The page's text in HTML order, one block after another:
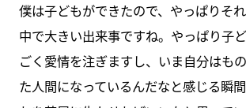
僕は子どもができたので、やっぱりそ
中で大きい出来事ですね。やっぱり子
ごく愛情を注ぎますし、いま自分はも
た人間になっているんだなと感じる瞬